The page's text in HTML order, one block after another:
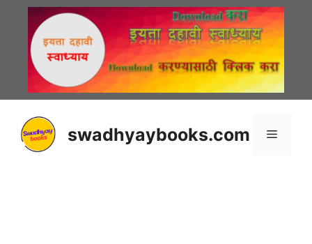
content
swadhyaybooks.com Menu